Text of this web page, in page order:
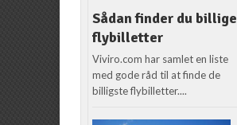
Sådan finder du billige
flybilletter
Viviro.com har samlet en liste
med gode råd til at finde de
billigste flybilletter....